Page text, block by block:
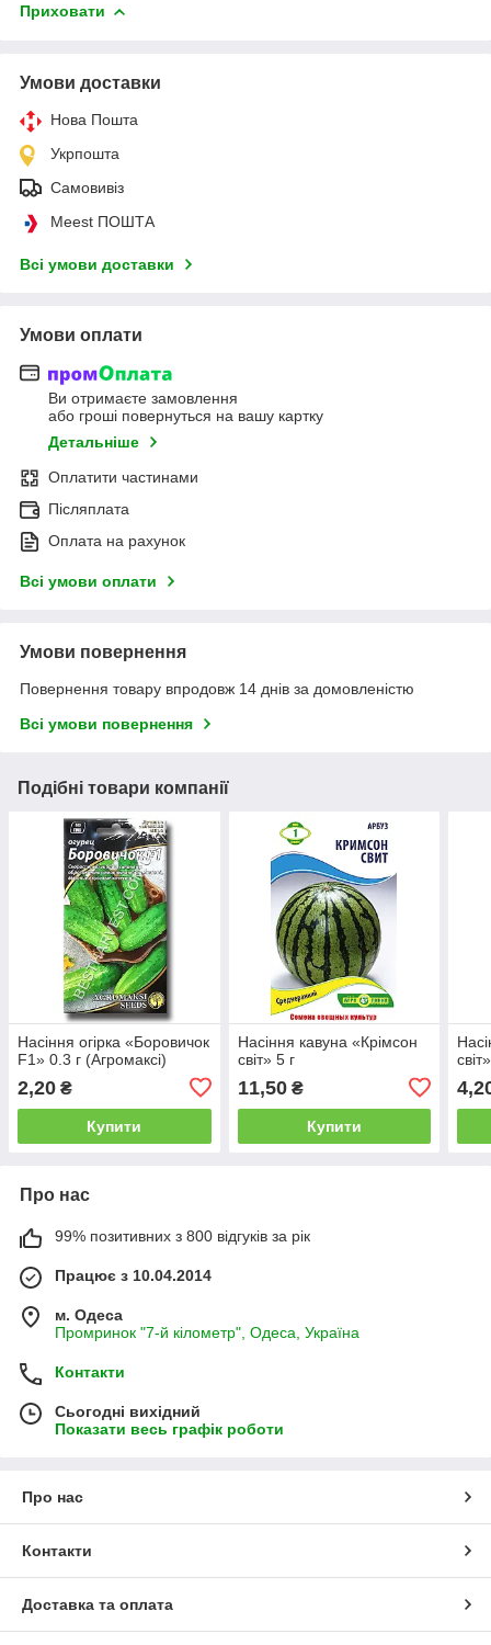
Приховати
Умови доставки
Нова Пошта
Укрпошта
Самовивіз
Meest ПОШТА
Всі умови доставки
Умови оплати
Ви отримаєте замовлення
або гроші повернуться на вашу картку
Детальніше
Оплатити частинами
Післяплата
Оплата на рахунок
Всі умови оплати
Умови повернення
Повернення товару впродовж 14 днів за домовленістю
Всі умови повернення
Подібні товари компанії
Насіння огірка «Боровичок
F1» 0.3 г (Агромаксі)
2,20 ₴
Купити
Насіння кавуна «Крімсон
світ» 5 г
11,50₴
Купити
Про нас
99% позитивних з 800 відгуків за рік
Працює з 10.04.2014
м. Одеса
Промринок "7-й кілометр", Одеса, Україна
Контакти
Сьогодні вихідний
Показати весь графік роботи
Про нас
Контакти
Доставка та оплата